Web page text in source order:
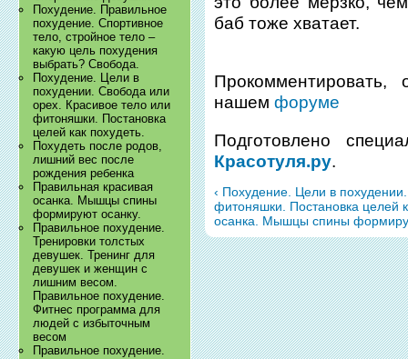
Похудение. Правильное
похудение. Спортивное
тело, стройное тело –
какую цель похудения
выбрать? Свобода.
Похудение. Цели в
похудении. Свобода или
орех. Красивое тело или
фитоняшки. Постановка
целей как похудеть.
Похудеть после родов,
лишний вес после
рождения ребенка
Правильная красивая
осанка. Мышцы спины
формируют осанку.
Правильное похудение.
Тренировки толстых
девушек. Тренинг для
девушек и женщин с
лишним весом.
Правильное похудение.
Фитнес программа для
людей с избыточным
весом
Правильное похудение.
баб тоже хватает.
нашемфоруме
Подготовлено
Красотуля.ру.
‹ Похудение. Цели в
фитоняшки. Постановка целей
осанка. Мышцы спины